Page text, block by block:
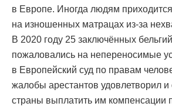
в Европе. Иногда людям
на изношенных матрацах из-за
В 2020 году 25 заключённых
пожаловались на непереносимые
в Европейский суд по правам
жалобы арестантов удовлетворил и
страны выплатить им компенсации